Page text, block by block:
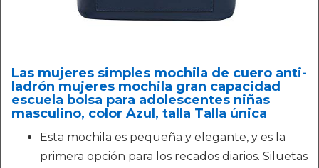
Las mujeres simples mochila de cuero anti-
ladrón mujeres mochila gran capacidad
escuela bolsa para adolescentes niñas
masculino, color Azul, talla Talla única
Esta mochila es pequeña y elegante, y es la
primera opción para los recados diarios. Siluetas